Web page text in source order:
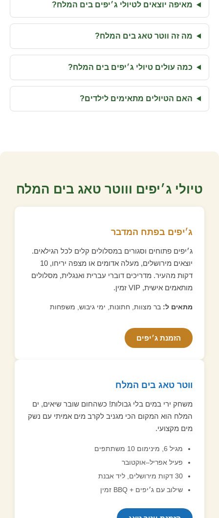
מאיפה יוצאים לטיולי ג׳יפים בים המלח?
מה זה ווטר טאג בים המלח?
כמה עולים טיולי ג׳יפים בים המלח?
האם הטיולים מתאימים לילדים?
טיולי ג׳יפים וווטר טאג בים המלח
ג׳יפים בפתח המדבר
ג׳יפים פתוחים וסגורים במסלולים קלים לכל הגילאים.
יוצאים מירושלים, מעלה אדומים או מצפה יריחו, 10
דקות מהעיר. מדריכים דוברי עברית ואנגלית, מסלולים
מותאמים אישית, VIP זמין.
מתאים ל: בר מצוות, חתונות, ימי גיבוש, משפחות
הזמנת ג׳יפים
ווטר טאג בים המלח
משחק ירי במים בלי גבולות! כשהחום שובר שיאים, ים
המלח הוא המקום הכי מגניב לקרב מים אמיתי עם נשק
מים מקצועי.
מגיל 6, מינימום 10 משתתפים
פעיל אפריל–אוקטובר
30 דקות מירושלים, ליד אבנת
שילוב עם ג׳יפים + BBQ זמין